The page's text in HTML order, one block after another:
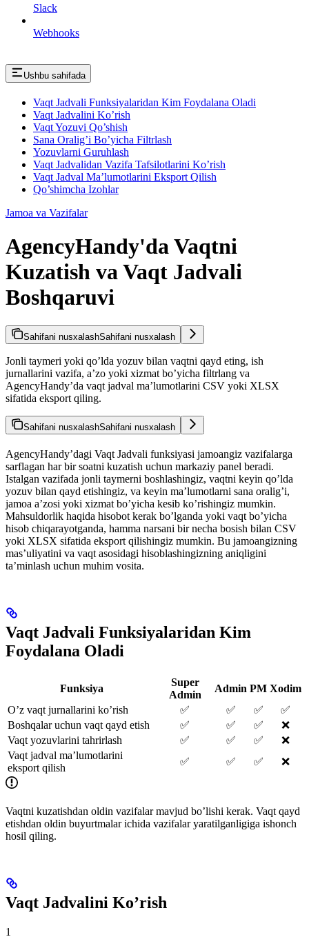
Slack
Webhooks
Ushbu sahifada
Vaqt Jadvali Funksiyalaridan Kim Foydalana Oladi
Vaqt Jadvalini Ko’rish
Vaqt Yozuvi Qo’shish
Sana Oralig’i Bo’yicha Filtrlash
Yozuvlarni Guruhlash
Vaqt Jadvalidan Vazifa Tafsilotlarini Ko’rish
Vaqt Jadval Ma’lumotlarini Eksport Qilish
Qo’shimcha Izohlar
Jamoa va Vazifalar
AgencyHandy'da Vaqtni
Kuzatish va Vaqt Jadvali
Boshqaruvi
Sahifani nusxalashSahifani nusxalash
Jonli taymeri yoki qo’lda yozuv bilan vaqtni qayd eting, ish
jurnallarini vazifa, a’zo yoki xizmat bo’yicha filtrlang va
AgencyHandy’da vaqt jadval ma’lumotlarini CSV yoki XLSX
sifatida eksport qiling.
Sahifani nusxalashSahifani nusxalash
AgencyHandy’dagi Vaqt Jadvali funksiyasi jamoangiz vazifalarga
sarflagan har bir soatni kuzatish uchun markaziy panel beradi.
Istalgan vazifada jonli taymerni boshlashingiz, vaqtni keyin qo’lda
yozuv bilan qayd etishingiz, va keyin ma’lumotlarni sana oralig’i,
jamoa a’zosi yoki xizmat bo’yicha kesib ko’rishingiz mumkin.
Mahsuldorlik haqida hisobot kerak bo’lganda yoki vaqt bo’yicha
hisob chiqarayotganda, hamma narsani bir necha bosish bilan CSV
yoki XLSX sifatida eksport qilishingiz mumkin. Bu jamoangizning
mas’uliyatini va vaqt asosidagi hisoblashingizning aniqligini
ta’minlash uchun muhim vosita.
Vaqt Jadvali Funksiyalaridan Kim
Foydalana Oladi
Funksiya
Super
Admin
Admin PM Xodim
O’z vaqt jurnallarini ko’rish
✅ ✅ ✅
✅
Boshqalar uchun vaqt qayd etish
✅ ✅ ✅
❌
Vaqt yozuvlarini tahrirlash
✅ ✅ ✅
❌
Vaqt jadval ma’lumotlarini
eksport qilish
✅ ✅ ✅ ❌
Vaqtni kuzatishdan oldin vazifalar mavjud bo’lishi kerak. Vaqt qayd
etishdan oldin buyurtmalar ichida vazifalar yaratilganligiga ishonch
hosil qiling.
Vaqt Jadvalini Ko’rish
1